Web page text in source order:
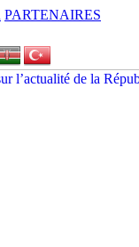
PARTENAIRES